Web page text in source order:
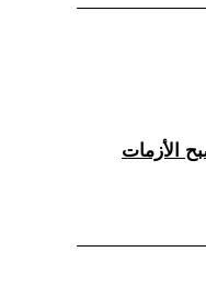
الأزمات